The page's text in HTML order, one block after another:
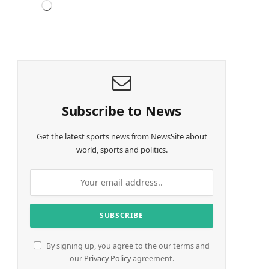
L
Subscribe to News
Get the latest sports news from NewsSite about
world, sports and politics.
By signing up, you agree to the our terms and
our Privacy Policyagreement.